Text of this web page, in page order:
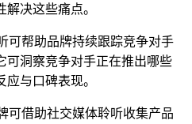
决这些痛点。
可帮助品牌持续跟踪竞争对手
可洞察竞争对手正在推出哪些
与口碑表现。
可借助社交媒体聆听收集产品